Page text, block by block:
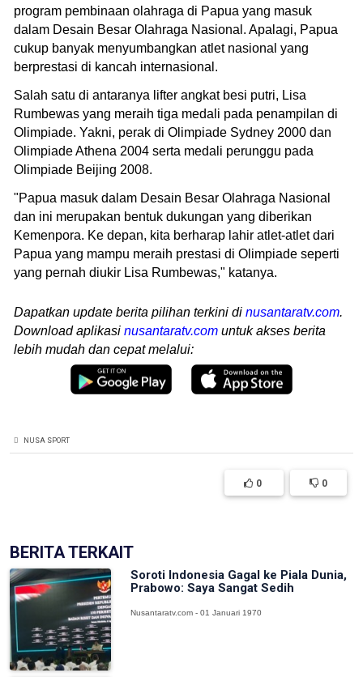
program pembinaan olahraga di Papua yang masuk
dalam Desain Besar Olahraga Nasional. Apalagi, Papua
cukup banyak menyumbangkan atlet nasional yang
berprestasi di kancah internasional.
Salah satu di antaranya lifter angkat besi putri, Lisa
Rumbewas yang meraih tiga medali pada penampilan di
Olimpiade. Yakni, perak di Olimpiade Sydney 2000 dan
Olimpiade Athena 2004 serta medali perunggu pada
Olimpiade Beijing 2008.
"Papua masuk dalam Desain Besar Olahraga Nasional
dan ini merupakan bentuk dukungan yang diberikan
Kemenpora. Ke depan, kita berharap lahir atlet-atlet dari
Papua yang mampu meraih prestasi di Olimpiade seperti
yang pernah diukir Lisa Rumbewas," katanya.
Dapatkan update berita pilihan terkini di nusantaratv.com.
Download aplikasi nusantaratv.com untuk akses berita
lebih mudah dan cepat melalui:
NUSA SPORT
0 0
BERITA TERKAIT
Soroti Indonesia Gagal ke Piala Dunia,
Prabowo: Saya Sangat Sedih
Nusantaratv.com - 01 Januari 1970